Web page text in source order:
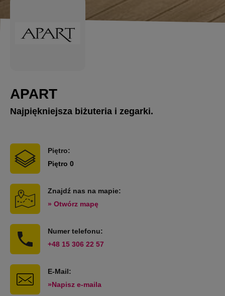
APART
Najpiękniejsza biżuteria i zegarki.
Piętro:
Piętro 0
Znajdź nas na mapie:
» Otwórz mapę
Numer telefonu:
+48 15 306 22 57
E-Mail:
»Napisz e-maila